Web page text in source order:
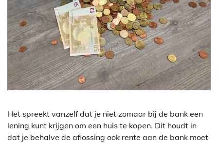
Het spreekt vanzelf dat je niet zomaar bij de bank een
lening kunt krijgen om een huis te kopen. Dit houdt in
dat je behalve de aflossing ook rente aan de bank moet